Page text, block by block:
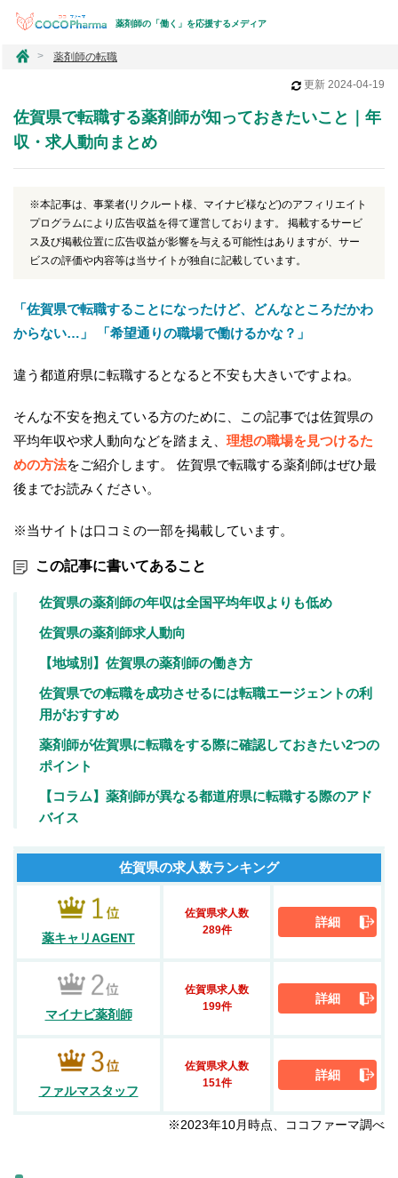
薬剤師の「働く」を応援するメディア
コ
ー
マ
薬剤師の転職
更新 2024-04-19
佐賀県で転職する薬剤師が知っておきたいこと｜年
収・求人動向まとめ
※本記事は、事業者(リクルート様、マイナビ様など)のアフィリエイト
プログラムにより広告収益を得て運営しております。 掲載するサービ
ス及び掲載位置に広告収益が影響を与える可能性はありますが、サー
ビスの評価や内容等は当サイトが独自に記載しています。
「佐賀県で転職することになったけど、どんなところだかわ
からない…」 「希望通りの職場で働けるかな？」
違う都道府県に転職するとなると不安も大きいですよね。
そんな不安を抱えている方のために、この記事では佐賀県の
平均年収や求人動向などを踏まえ、 理想の職場を見つけるた
めの方法をご紹介します。 佐賀県で転職する薬剤師はぜひ最
後までお読みください。
※当サイトは口コミの一部を掲載しています。
この記事に書いてあること
佐賀県の薬剤師の年収は全国平均年収よりも低め
佐賀県の薬剤師求人動向
【地域別】佐賀県の薬剤師の働き方
佐賀県での転職を成功させるには転職エージェントの利
用がおすすめ
薬剤師が佐賀県に転職をする際に確認しておきたい2つの
ポイント
【コラム】薬剤師が異なる都道府県に転職する際のアド
バイス
佐賀県の求人数ランキング
薬キャリAGENT
佐賀県求人数
289件
詳細
マイナビ薬剤師
佐賀県求人数
199件
詳細
ファルマスタッフ
佐賀県求人数
151件
詳細
※2023年10月時点、ココファーマ調べ